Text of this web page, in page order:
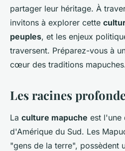
partager leur héritage. À
invitons à explorer cette
peuples, et les enjeux
traversent. Préparez-vous à
cœur des traditions
Les racines
La culture mapuche est l'une
d'Amérique du Sud. Les
"gens de la terre", possèdent